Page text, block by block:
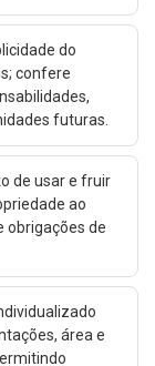
do
confere
futuras.
de usar e fruir
ao
obrigações de
área e